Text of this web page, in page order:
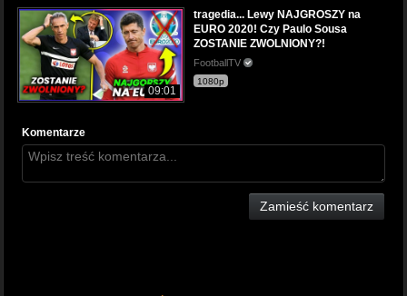
09:01
tragedia... Lewy NAJGROSZY na
EURO 2020! Czy Paulo Sousa
ZOSTANIE ZWOLNIONY?!
FootballTV
1080p
Komentarze
Zamieść komentarz